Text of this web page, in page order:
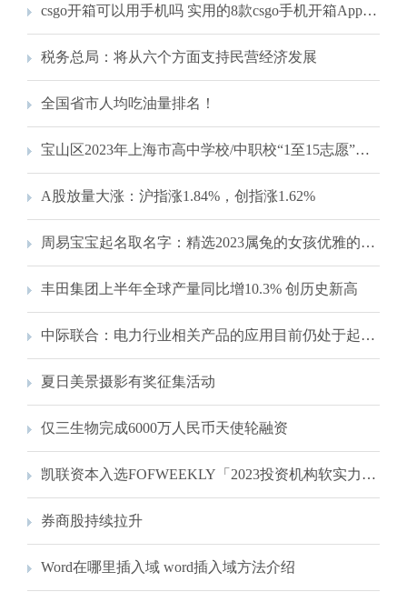
csgo开箱可以用手机吗 实用的8款csgo手机开箱App一览
税务总局：将从六个方面支持民营经济发展
全国省市人均吃油量排名！
宝山区2023年上海市高中学校/中职校“1至15志愿”统一招生录取最低分数线公布！
A股放量大涨：沪指涨1.84%，创指涨1.62%
周易宝宝起名取名字：精选2023属兔的女孩优雅的好名字
丰田集团上半年全球产量同比增10.3% 创历史新高
中际联合：电力行业相关产品的应用目前仍处于起步阶段
夏日美景摄影有奖征集活动
仅三生物完成6000万人民币天使轮融资
凯联资本入选FOFWEEKLY「2023投资机构软实力排行榜」TOP20！
券商股持续拉升
Word在哪里插入域 word插入域方法介绍